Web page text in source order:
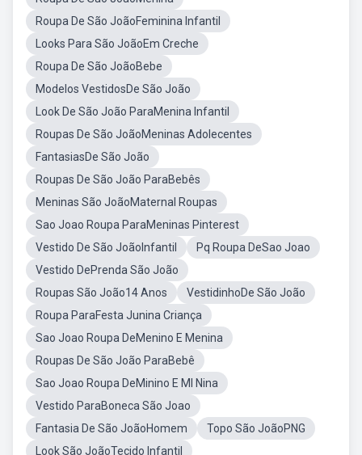
Roupa De São JoãoFeminina Infantil
Looks Para São JoãoEm Creche
Roupa De São JoãoBebe
Modelos VestidosDe São João
Look De São João ParaMenina Infantil
Roupas De São JoãoMeninas Adolecentes
FantasiasDe São João
Roupas De São João ParaBebês
Meninas São JoãoMaternal Roupas
Sao Joao Roupa ParaMeninas Pinterest
Vestido De São JoãoInfantil
Pq Roupa DeSao Joao
Vestido DePrenda São João
Roupas São João14 Anos
VestidinhoDe São João
Roupa ParaFesta Junina Criança
Sao Joao Roupa DeMenino E Menina
Roupas De São João ParaBebê
Sao Joao Roupa DeMinino E MI Nina
Vestido ParaBoneca São Joao
Fantasia De São JoãoHomem
Topo São JoãoPNG
Look São JoãoTecido Infantil